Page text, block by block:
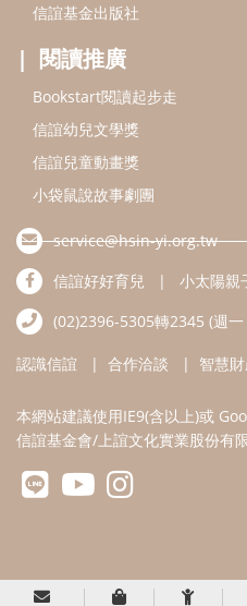
信誼基金出版社
閱讀推廣
Bookstart閱讀起步走
信誼幼兒文學獎
信誼兒童動畫獎
小袋鼠說故事劇團
service@hsin-yi.org.tw
信誼好好育兒
小太陽親
(02)2396-5305轉2345 (週
認識信誼 合作洽談 智慧
本網站建議使用IE9(含以上)或
信誼基金會/上誼文化實業股份有